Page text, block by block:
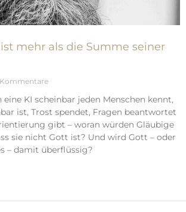
mehr als die Summe seiner
eine KI scheinbar jeden Menschen kennt,
ist, Trost spendet, Fragen beantwortet
gibt – woran würden Gläubige
sie nicht Gott ist? Und wird Gott – oder
– damit überflüssig?